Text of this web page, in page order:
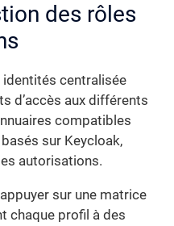
des rôles
identités centralisée
d’accès aux différents
compatibles
sur Keycloak,
autorisations.
sur une matrice
chaque profil à des